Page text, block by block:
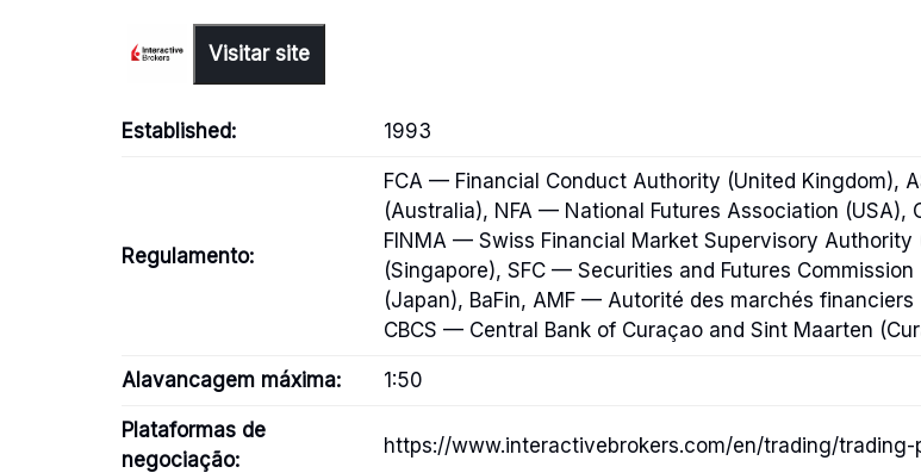
Visitar site
Established: 1993
Regulamento:
FCA — Financial Conduct Authority (United Kingdom),
(Australia), NFA — National Futures Association (USA),
FINMA — Swiss Financial Market Supervisory
(Singapore), SFC — Securities and Futures
(Japan), BaFin, AMF — Autorité des marchés
CBCS — Central Bank of Curaçao and Sint Maarten
Alavancagem máxima: 1:50
Plataformas de
negociação:
https://www.interactivebrokers.com/en/trading/trading-